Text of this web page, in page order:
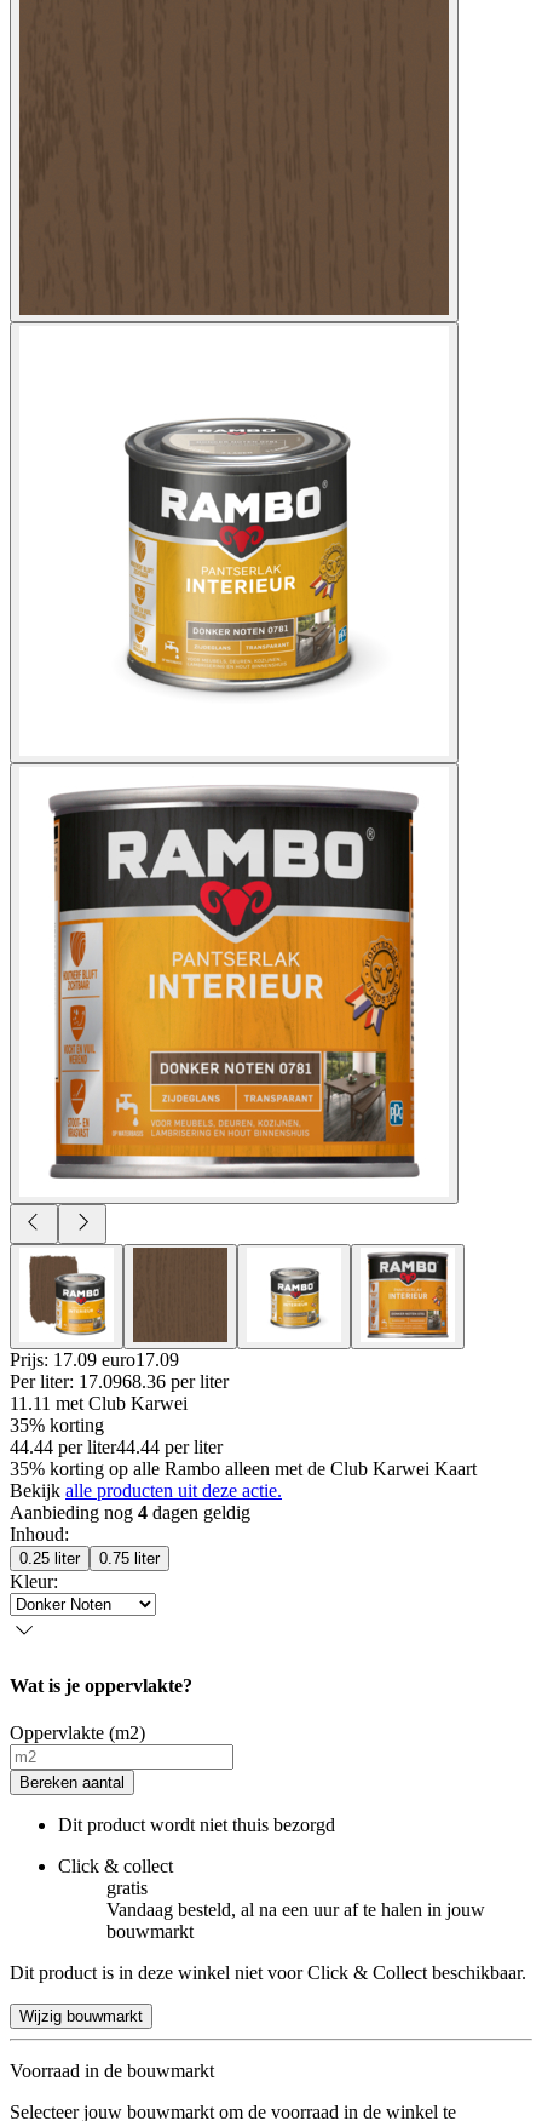
Prijs: 17.09 euro17.09
Per liter: 17.0968.36 per liter
11.11 met Club Karwei
35% korting
44.44 per liter44.44 per liter
35% korting op alle Rambo alleen met de Club Karwei Kaart
Bekijk alle producten uit deze actie.
Aanbieding nog 4 dagen geldig
Inhoud:
0.25 liter 0.75 liter
Kleur:
Wat is je oppervlakte?
Oppervlakte (m2)
Bereken aantal
Dit product wordt niet thuis bezorgd
Click & collect
gratis
Vandaag besteld, al na een uur af te halen in jouw
bouwmarkt
Dit product is in deze winkel niet voor Click & Collect beschikbaar.
Wijzig bouwmarkt
Voorraad in de bouwmarkt
Selecteer jouw bouwmarkt om de voorraad in de winkel te